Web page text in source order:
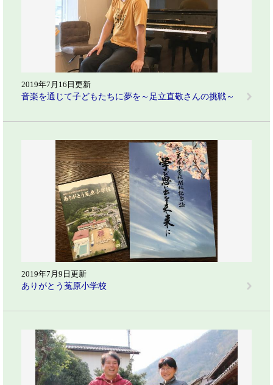
2019年7月16日更新
音楽を通じて子どもたちに夢を～足立直敬さんの挑戦～
2019年7月9日更新
ありがとう菟原小学校